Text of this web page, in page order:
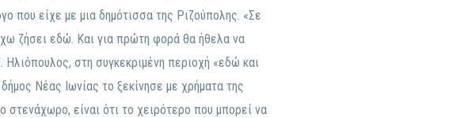
που είχε με μια δημότισσα της Ριζούπολης. «Σε
ζήσει εδώ. Και για πρώτη φορά θα ήθελα να
στη συγκεκριμένη περιοχή «εδώ και
Νέας Ιωνίας το ξεκίνησε με χρήματα της
είναι ότι το χειρότερο που μπορεί να